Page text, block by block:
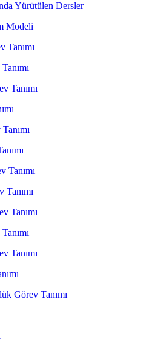
Yürütülen Dersler
Modeli
Tanımı
Tanımı
Tanımı
Tanımı
Tanımı
Görev Tanımı